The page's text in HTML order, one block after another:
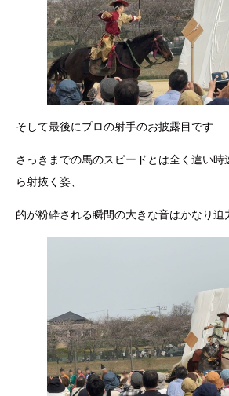
そして最後にプロの射手のお披露目です
さっきまでの馬のスピードとは全く違い
ら射抜く姿、
的が粉砕される瞬間の大きな音はかなり迫